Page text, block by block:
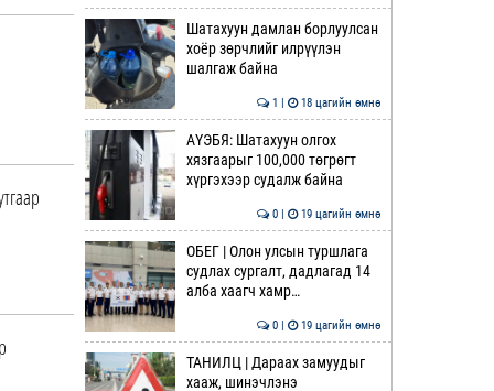
Шатахуун дамлан борлуулсан
хоёр зөрчлийг илрүүлэн
шалгаж байна
1 | 18 цагийн өмнө
АҮЭБЯ: Шатахуун олгох
хязгаарыг 100,000 төгрөгт
хүргэхээр судалж байна
0 | 19 цагийн өмнө
ОБЕГ | Олон улсын туршлага
судлах сургалт, дадлагад 14
алба хаагч хамр…
0 | 19 цагийн өмнө
ТАНИЛЦ | Дараах замуудыг
хааж, шинэчлэнэ